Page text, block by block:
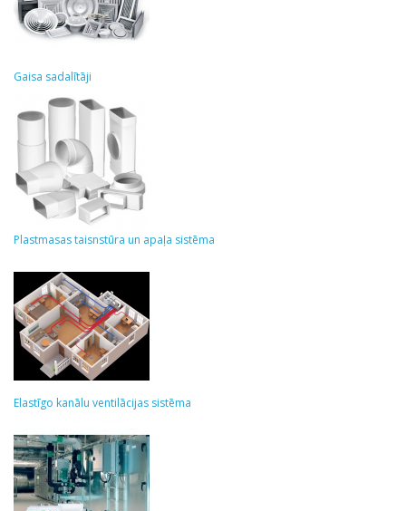
Gaisa sadalītāji
Plastmasas taisnstūra un apaļa sistēma
Elastīgo kanālu ventilācijas sistēma